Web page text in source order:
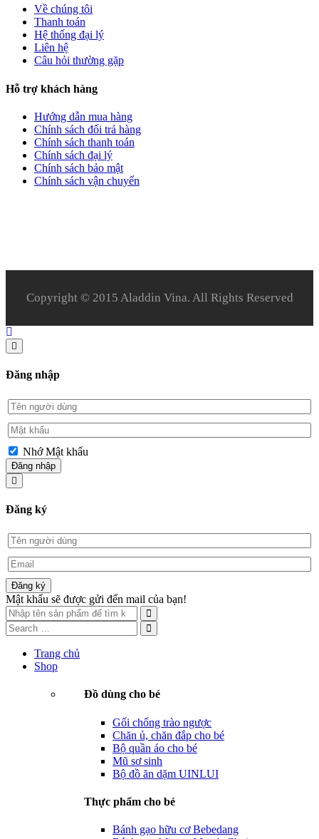
Về chúng tôi
Thanh toán
Hệ thống đại lý
Liên hệ
Câu hỏi thường gặp
Hỗ trợ khách hàng
Hướng dẫn mua hàng
Chính sách đổi trả hàng
Chính sách thanh toán
Chính sách đại lý
Chính sách bảo mật
Chính sách vận chuyển
Copyright © 2015 Aladdin Vina. All Rights Reserved
Đăng nhập
Nhớ Mật khẩu
Đăng nhập
Đăng ký
Đăng ký
Mật khẩu sẽ được gửi đến mail của bạn!
Trang chủ
Shop
Đồ dùng cho bé
Gối chống trào ngược
Chăn ủ, chăn đắp cho bé
Bộ quần áo cho bé
Mũ sơ sinh
Bộ đồ ăn dặm UINLUI
Thực phẩm cho bé
Bánh gạo hữu cơ Bebedang